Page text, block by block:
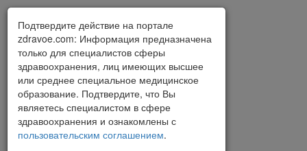
Подтвердите действие на портале
zdravoe.com: Информация предназначена
только для специалистов сферы
здравоохранения, лиц имеющих высшее
или среднее специальное медицинское
образование. Подтвердите, что Вы
являетесь специалистом в сфере
здравоохранения и ознакомлены с
пользовательским соглашением.